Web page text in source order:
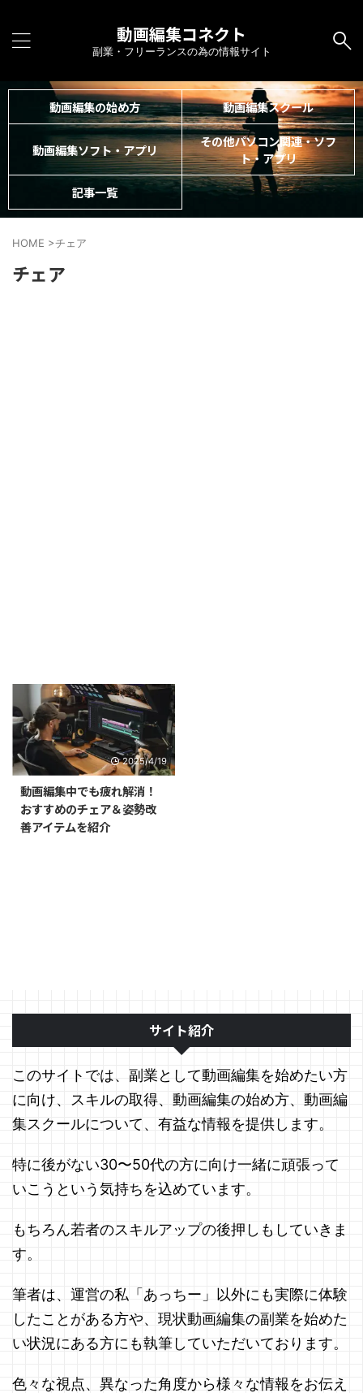
動画編集コネクト
副業・フリーランスの為の情報サイト
動画編集の始め方 動画編集スクール
動画編集ソフト・アプリ
その他パソコン関連・ソフ
ト・アプリ
記事一覧
HOME >チェア
チェア
2025/4/19
動画編集中でも疲れ解消！
おすすめのチェア＆姿勢改
善アイテムを紹介
サイト紹介
このサイトでは、副業として動画編集を始めたい方
に向け、スキルの取得、動画編集の始め方、動画編
集スクールについて、有益な情報を提供します。
特に後がない30〜50代の方に向け一緒に頑張って
いこうという気持ちを込めています。
もちろん若者のスキルアップの後押しもしていきま
す。
筆者は、運営の私「あっちー」以外にも実際に体験
したことがある方や、現状動画編集の副業を始めた
い状況にある方にも執筆していただいております。
色々な視点、異なった角度から様々な情報をお伝え